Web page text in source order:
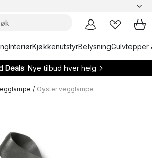
InteriørKjøkkenutstyrBelysningGulvtepper
Deals: Nye tilbud hver helg
/ Oyster vegglampe